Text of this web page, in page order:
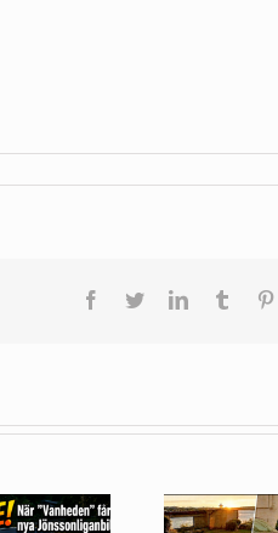
Facebook
TwitterLinkedInTumblr